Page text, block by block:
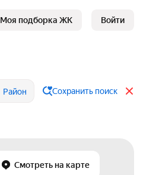
Моя подборка ЖК Войти
Район Сохранить поиск
Смотреть на карте